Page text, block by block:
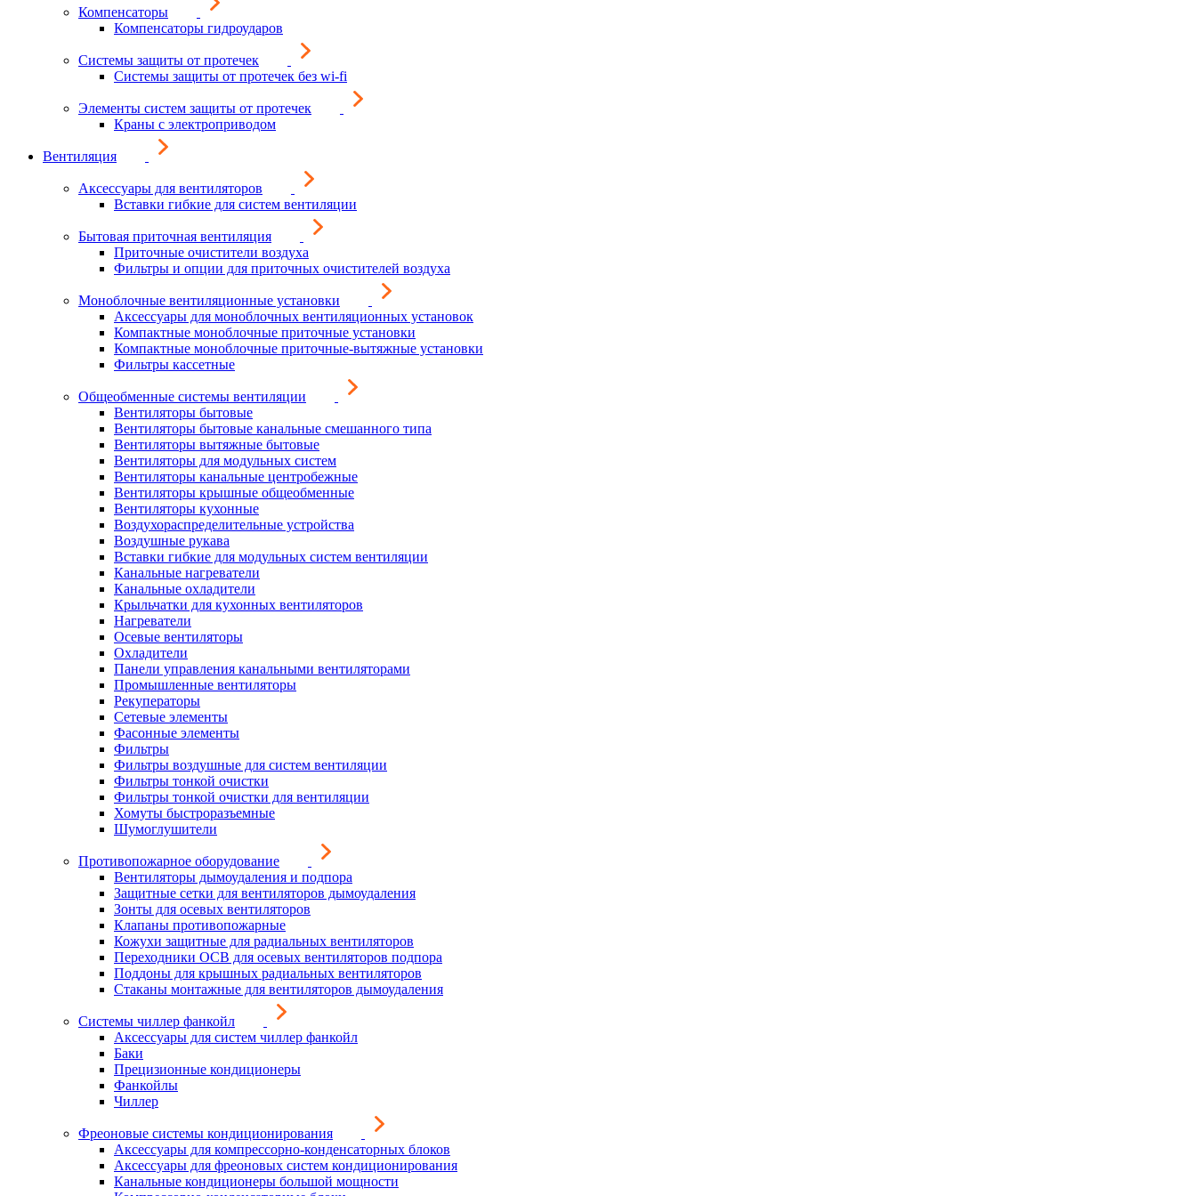
Компенсаторы
Компенсаторы гидроударов
Системы защиты от протечек
Системы защиты от протечек без wi-fi
Элементы систем защиты от протечек
Краны с электроприводом
Вентиляция
Аксессуары для вентиляторов
Вставки гибкие для систем вентиляции
Бытовая приточная вентиляция
Приточные очистители воздуха
Фильтры и опции для приточных очистителей воздуха
Моноблочные вентиляционные установки
Аксессуары для моноблочных вентиляционных установок
Компактные моноблочные приточные установки
Компактные моноблочные приточные-вытяжные установки
Фильтры кассетные
Общеобменные системы вентиляции
Вентиляторы бытовые
Вентиляторы бытовые канальные смешанного типа
Вентиляторы вытяжные бытовые
Вентиляторы для модульных систем
Вентиляторы канальные центробежные
Вентиляторы крышные общеобменные
Вентиляторы кухонные
Воздухораспределительные устройства
Воздушные рукава
Вставки гибкие для модульных систем вентиляции
Канальные нагреватели
Канальные охладители
Крыльчатки для кухонных вентиляторов
Нагреватели
Осевые вентиляторы
Охладители
Панели управления канальными вентиляторами
Промышленные вентиляторы
Рекуператоры
Сетевые элементы
Фасонные элементы
Фильтры
Фильтры воздушные для систем вентиляции
Фильтры тонкой очистки
Фильтры тонкой очистки для вентиляции
Хомуты быстроразъемные
Шумоглушители
Противопожарное оборудование
Вентиляторы дымоудаления и подпора
Защитные сетки для вентиляторов дымоудаления
Зонты для осевых вентиляторов
Клапаны противопожарные
Кожухи защитные для радиальных вентиляторов
Переходники ОСВ для осевых вентиляторов подпора
Поддоны для крышных радиальных вентиляторов
Стаканы монтажные для вентиляторов дымоудаления
Системы чиллер фанкойл
Аксессуары для систем чиллер фанкойл
Баки
Прецизионные кондиционеры
Фанкойлы
Чиллер
Фреоновые системы кондиционирования
Аксессуары для компрессорно-конденсаторных блоков
Аксессуары для фреоновых систем кондиционирования
Канальные кондиционеры большой мощности